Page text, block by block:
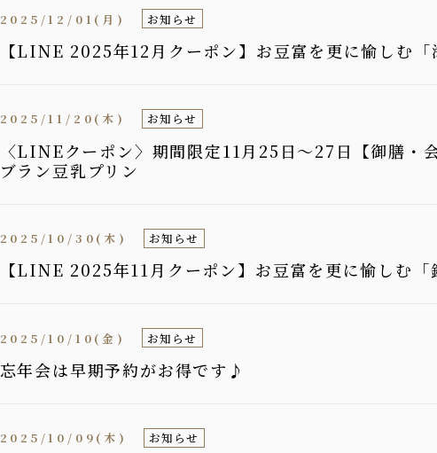
【LINE 2025年12月クーポン】お豆富を更に愉しむ「
2025/12/01(月) お知らせ
〈LINEクーポン〉期間限定11月25日〜27日【御膳・
ブラン豆乳プリン
2025/11/20(木) お知らせ
【LINE 2025年11月クーポン】お豆富を更に愉しむ「
2025/10/30(木) お知らせ
忘年会は早期予約がお得です♪
2025/10/10(金) お知らせ
2025/10/09(木) お知らせ